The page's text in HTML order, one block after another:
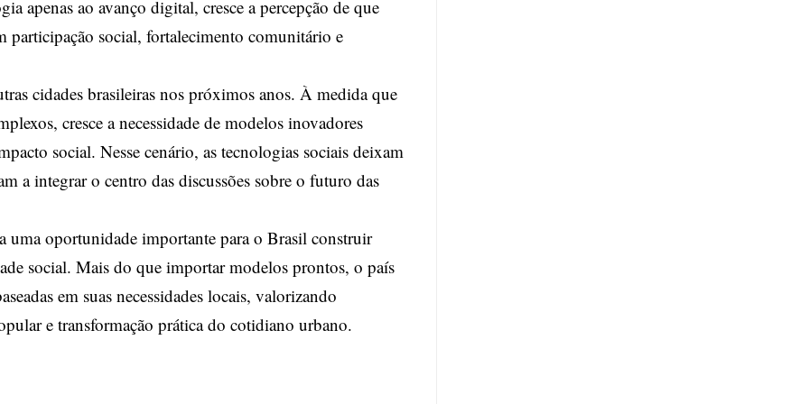
apenas ao avanço digital, cresce a percepção de que
participação social, fortalecimento comunitário e
cidades brasileiras nos próximos anos. À medida que
cresce a necessidade de modelos inovadores
social. Nesse cenário, as tecnologias sociais deixam
a integrar o centro das discussões sobre o futuro das
uma oportunidade importante para o Brasil construir
social. Mais do que importar modelos prontos, o país
em suas necessidades locais, valorizando
e transformação prática do cotidiano urbano.